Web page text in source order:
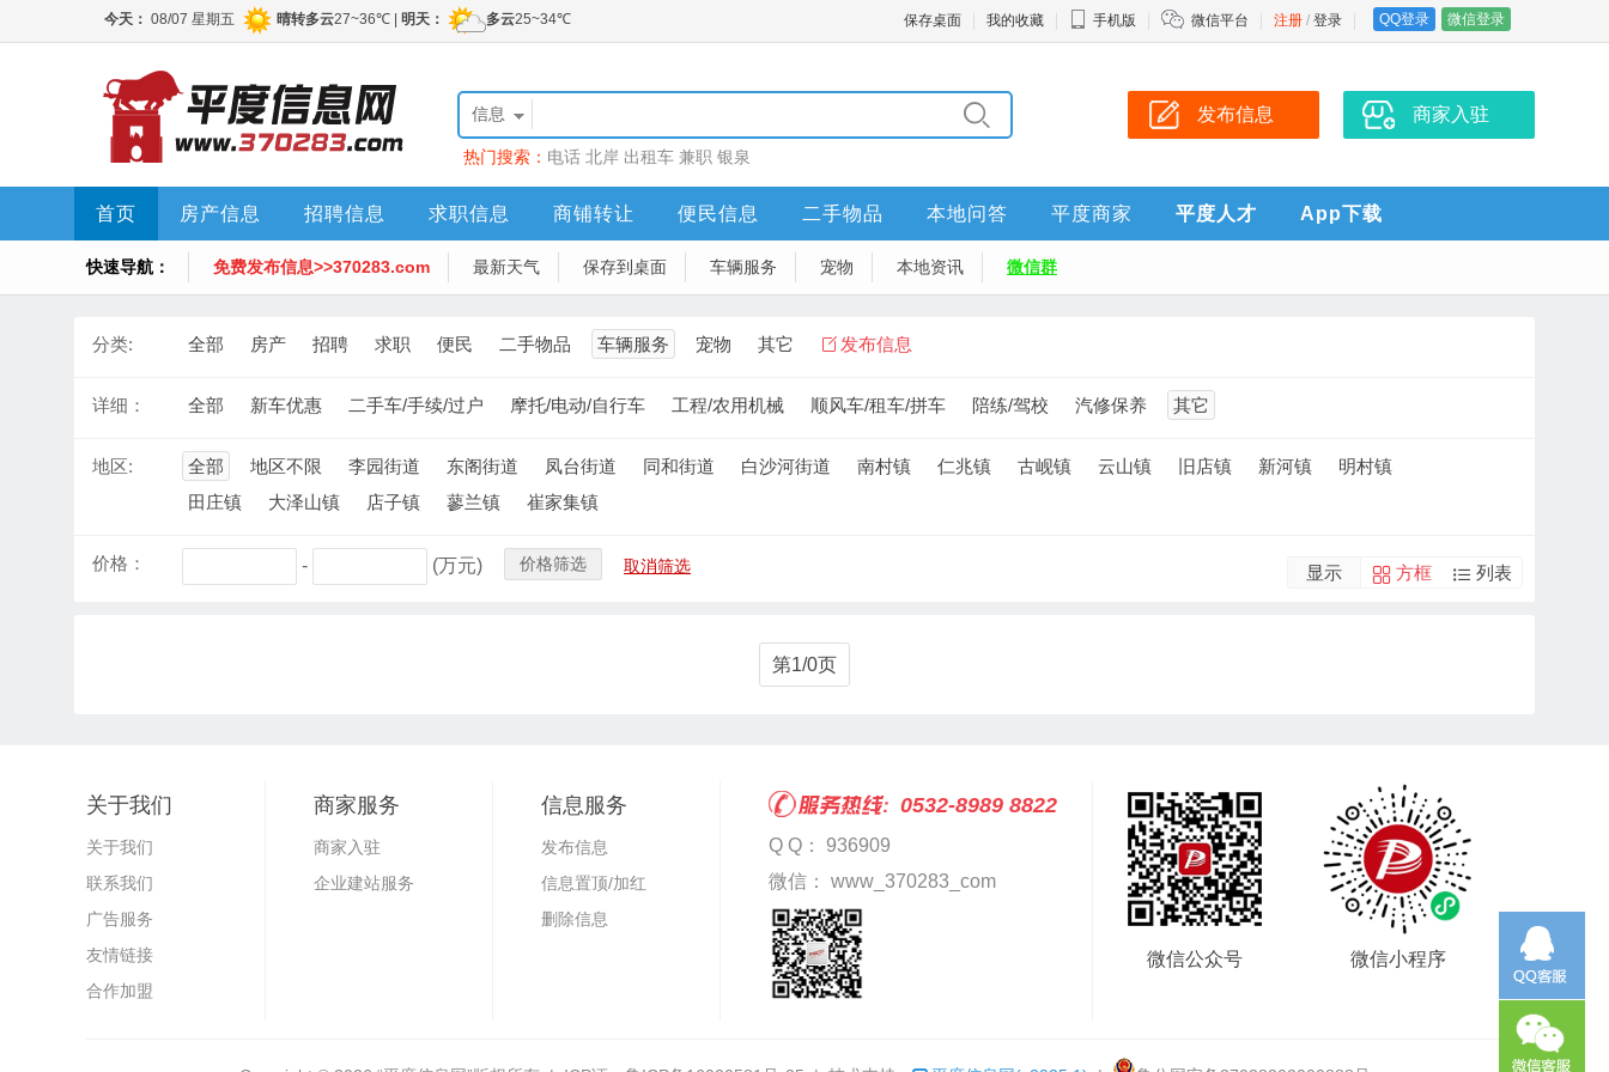
注册 / 登录 QQ登录 微信登录
保存桌面 我的收藏 手机版 微信平台
信息
热门搜索： 电话 北岸 出租车 兼职 银泉
发布信息 商家入驻
首页 房产信息 招聘信息 求职信息 商铺转让 便民信息 二手物品 本地问答 平度商家 平度人才 App下载
快速导航： 免费发布信息>>370283.com 最新天气 保存到桌面 车辆服务 宠物 本地资讯 微信群
分类: 全部 房产 招聘 求职 便民 二手物品 车辆服务 宠物 其它 发布信息
详细： 全部 新车优惠 二手车/手续/过户 摩托/电动/自行车 工程/农用机械 顺风车/租车/拼车 陪练/驾校 汽修保养 其它
地区: 全部 地区不限 李园街道 东阁街道 凤台街道 同和街道 白沙河街道 南村镇 仁兆镇 古岘镇 云山镇 旧店镇 新河镇
明村镇
田庄镇
大泽山镇 店子镇 蓼兰镇 崔家集镇
价格： - (万元) 价格筛选 取消筛选 显示 方框 列表
第1/0页
关于我们
关于我们
联系我们
广告服务
友情链接
合作加盟
商家服务
商家入驻
企业建站服务
信息服务
发布信息
信息置顶/加红
删除信息
0532-8989 8822
Q Q： 936909
微信： www_370283_com
微信公众号 微信小程序